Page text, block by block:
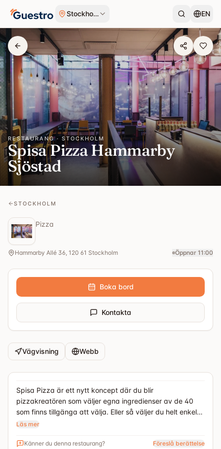
Stockholm EN
RESTAURANG · STOCKHOLM
Spisa Pizza Hammarby
Sjöstad
STOCKHOLM
Pizza
Hammarby Allé 36, 120 61 Stockholm Öppnar 11:00
Boka bord
Kontakta
Vägvisning Webb
Spisa Pizza är ett nytt koncept där du blir
pizzakreatören som väljer egna ingredienser av de 40
som finns tillgänga att välja. Eller så väljer du helt enkelt
någon av de färdiga kombinationer. Därefter gräddas
att avnjuta på plats eller ta med dig. Spisa i Hammarby
Läs mer
Känner du denna restaurang? Föreslå berättelse